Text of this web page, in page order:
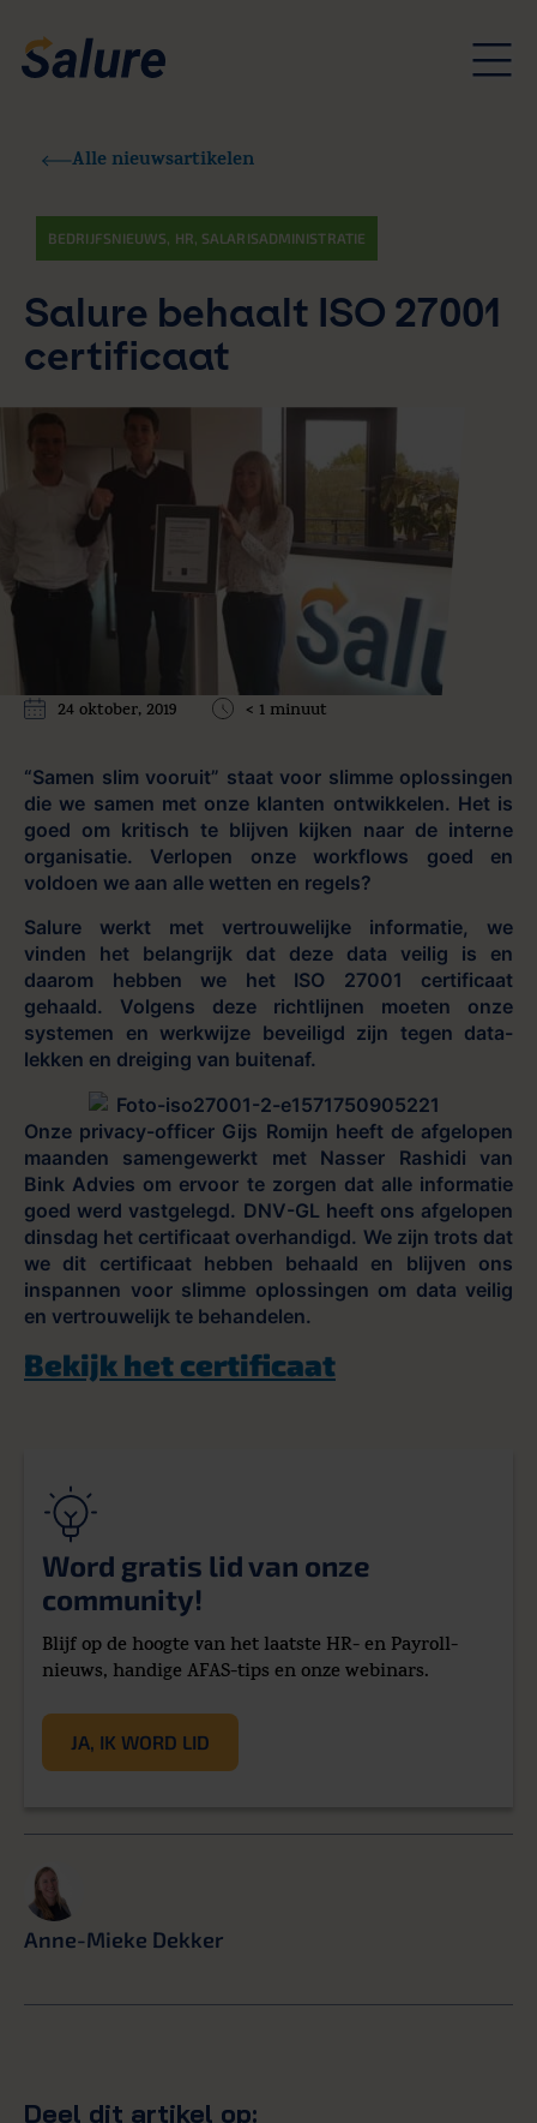
Alle nieuwsartikelen
BEDRIJFSNIEUWS, HR, SALARISADMINISTRATIE
Salure behaalt ISO 27001
certificaat
24 oktober, 2019 < 1 minuut
“Samen slim vooruit” staat voor slimme oplossingen
die we samen met onze klanten ontwikkelen. Het is
goed om kritisch te blijven kijken naar de interne
organisatie. Verlopen onze workflows goed en
voldoen we aan alle wetten en regels?
Salure werkt met vertrouwelijke informatie, we
vinden het belangrijk dat deze data veilig is en
daarom hebben we het ISO 27001 certificaat
gehaald. Volgens deze richtlijnen moeten onze
systemen en werkwijze beveiligd zijn tegen data-
lekken en dreiging van buitenaf.
Onze privacy-officer Gijs Romijn heeft de afgelopen
maanden samengewerkt met Nasser Rashidi van
Bink Advies om ervoor te zorgen dat alle informatie
goed werd vastgelegd. DNV-GL heeft ons afgelopen
dinsdag het certificaat overhandigd. We zijn trots dat
we dit certificaat hebben behaald en blijven ons
inspannen voor slimme oplossingen om data veilig
en vertrouwelijk te behandelen.
Bekijk het certificaat
Word gratis lid van onze
community!
Blijf op de hoogte van het laatste HR- en Payroll-
nieuws, handige AFAS-tips en onze webinars.
JA, IK WORD LID
Anne-Mieke Dekker
Deel dit artikel op: